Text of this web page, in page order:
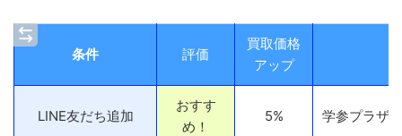
条件 評価
買取価格
アップ
LINE友だち追加
おすす
め！
5% 学参プラザ